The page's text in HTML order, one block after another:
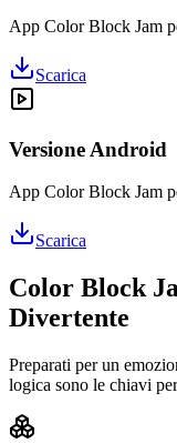
App Color Block Jam
Scarica
Versione Android
App Color Block Jam
Scarica
Color Block
Divertente
Preparati per un
logica sono le chiavi